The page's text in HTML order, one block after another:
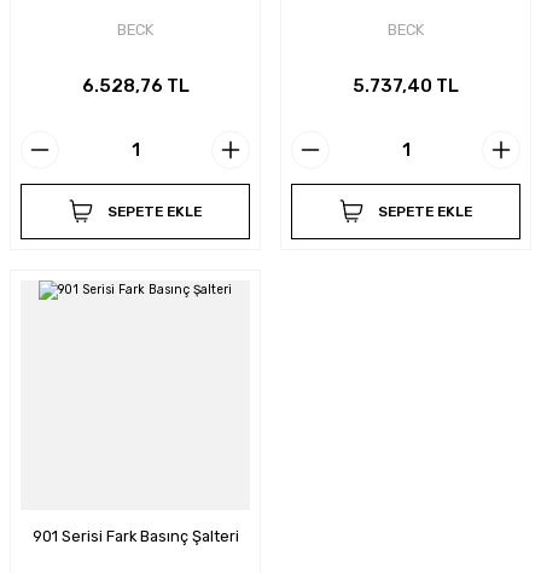
BECK
6.528,76 TL
SEPETE EKLE
BECK
5.737,40 TL
SEPETE EKLE
901 Serisi Fark Basınç Şalteri